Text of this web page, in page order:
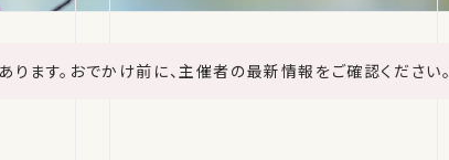
ます。おでかけ前に、主催者の最新情報をご確認ください。